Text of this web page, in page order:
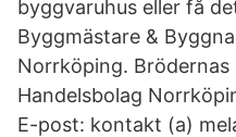
byggvaruhus eller få
Byggmästare &
Norrköping.
Handelsbolag
E-post: kontakt (a)